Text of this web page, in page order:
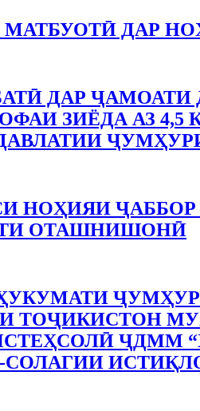
ДАР
ДАР
ЗИЁДА АЗ
НОҲИЯИ
ОТАШНИШОНӢ
ТОҶИКИСТОН
ҶДММ